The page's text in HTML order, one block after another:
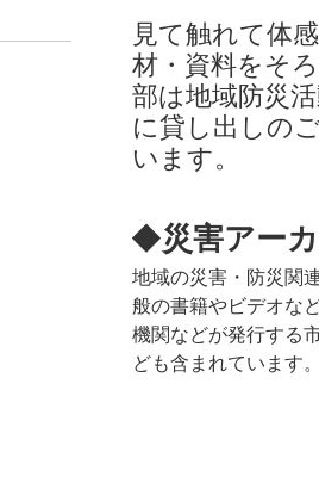
見て触れて体
材・資料をそ
部は地域防災
に貸し出しの
います。
◆災害アー
地域の災害・防災関
般の書籍やビデオな
機関などが発行する
ども含まれています